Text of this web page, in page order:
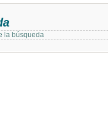
la búsqueda